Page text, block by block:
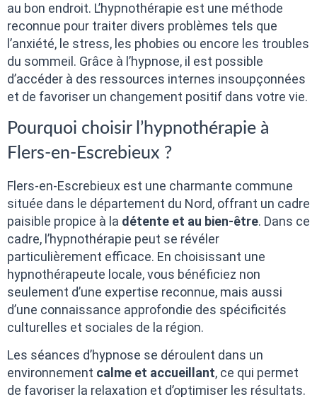
au bon endroit. L’hypnothérapie est une méthode
reconnue pour traiter divers problèmes tels que
l’anxiété, le stress, les phobies ou encore les troubles
du sommeil. Grâce à l’hypnose, il est possible
d’accéder à des ressources internes insoupçonnées
et de favoriser un changement positif dans votre vie.
Pourquoi choisir l’hypnothérapie à
Flers-en-Escrebieux ?
Flers-en-Escrebieux est une charmante commune
située dans le département du Nord, offrant un cadre
paisible propice à la détente et au bien-être. Dans ce
cadre, l’hypnothérapie peut se révéler
particulièrement efficace. En choisissant une
hypnothérapeute locale, vous bénéficiez non
seulement d’une expertise reconnue, mais aussi
d’une connaissance approfondie des spécificités
culturelles et sociales de la région.
Les séances d’hypnose se déroulent dans un
environnement calme et accueillant, ce qui permet
de favoriser la relaxation et d’optimiser les résultats.